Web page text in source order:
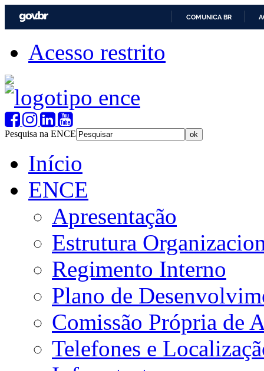
COMUNICA BR
Acesso restrito
Pesquisa na ENCE
Início
ENCE
Apresentação
Estrutura
Regimento Interno
Plano de
Comissão Própria de
Telefones e